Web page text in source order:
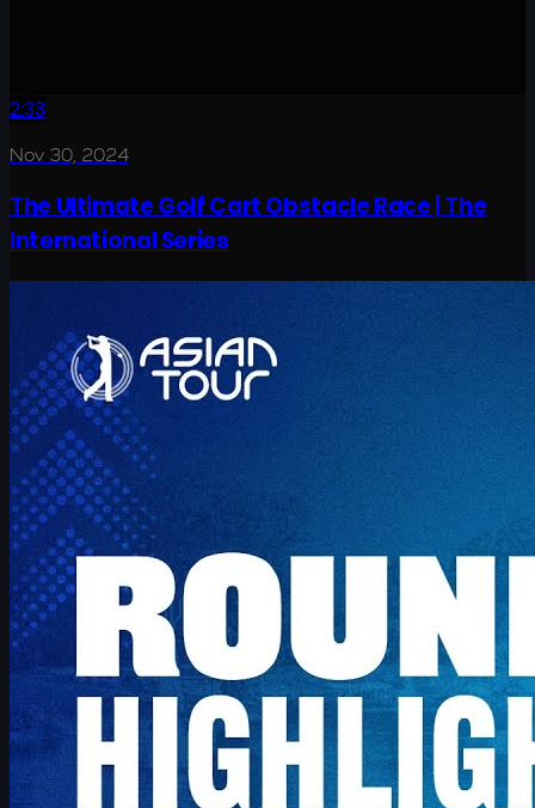
2:33
Nov 30, 2024
The Ultimate Golf Cart Obstacle Race | The
International Series